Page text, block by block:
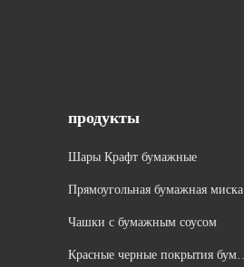
продукты
Шары Крафт бумажные
Прямоугольная бумажная миска
Чашки с бумажным соусом
Красные черные покрытия бума